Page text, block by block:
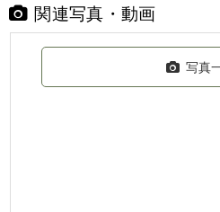
関連写真・動画
写真